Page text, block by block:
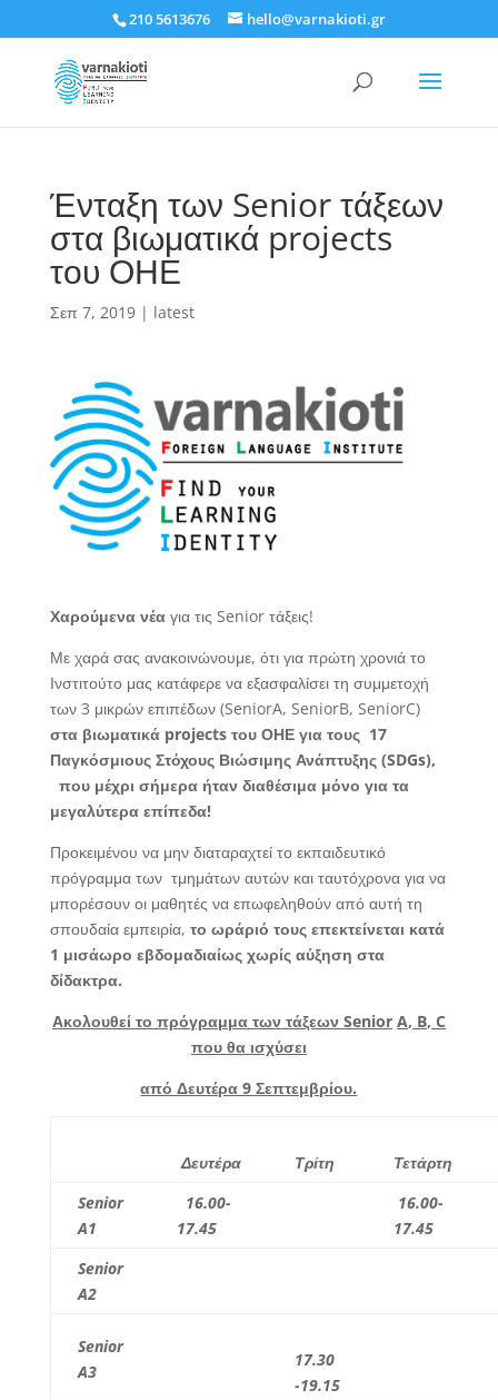
210 5613676 hello@varnakioti.gr
Ένταξη των Senior τάξεων
στα βιωματικά projects
του ΟΗΕ
Σεπ 7, 2019| latest
Χαρούμενα νέα για τις Senior τάξεις!
Με χαρά σας ανακοινώνουμε, ότι για πρώτη χρονιά το
Ινστιτούτο μας κατάφερε να εξασφαλίσει τη συμμετοχή
των 3 μικρών επιπέδων (SeniorA, SeniorB, SeniorC)
στα βιωματικά projects του ΟΗΕ για τους 17
Παγκόσμιους Στόχους Βιώσιμης Ανάπτυξης (SDGs),
που μέχρι σήμερα ήταν διαθέσιμα μόνο για τα
μεγαλύτερα επίπεδα!
Προκειμένου να μην διαταραχτεί το εκπαιδευτικό
πρόγραμμα των τμημάτων αυτών και ταυτόχρονα για να
μπορέσουν οι μαθητές να επωφεληθούν από αυτή τη
σπουδαία εμπειρία, το ωράριό τους επεκτείνεται κατά
1 μισάωρο εβδομαδιαίως χωρίς αύξηση στα
δίδακτρα.
Ακολουθεί το πρόγραμμα των τάξεων Senior A, B, C
που θα ισχύσει
από Δευτέρα 9 Σεπτεμβρίου.
Δευτέρα Τρίτη
Τετάρτη
Senior
A1
16.00-
17.45
16.00-
17.45
Senior
A2
Senior
A3
17.30
-19.15